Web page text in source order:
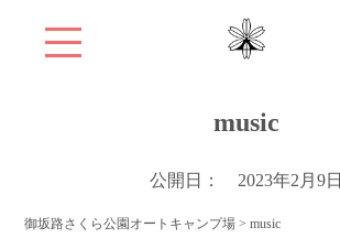
music
公開日： 2023年2月9日
御坂路さくら公園オートキャンプ場 >music